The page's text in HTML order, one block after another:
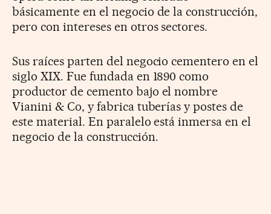
básicamente en el negocio de la construcción,
pero con intereses en otros sectores.
Sus raíces parten del negocio cementero en el
siglo XIX. Fue fundada en 1890 como
productor de cemento bajo el nombre
Vianini & Co, y fabrica tuberías y postes de
este material. En paralelo está inmersa en el
negocio de la construcción.